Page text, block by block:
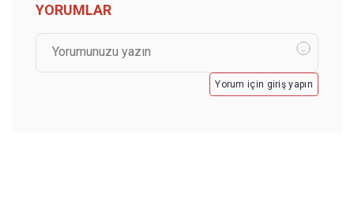
YORUMLAR
Yorum için giriş yapın